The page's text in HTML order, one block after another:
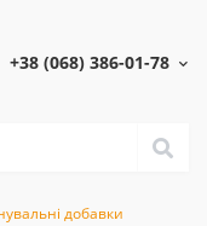
+38 (068) 386-01-78
добавки